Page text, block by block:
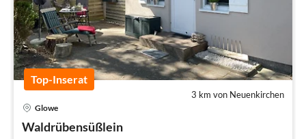
Top-Inserat
3 km von Neuenkirchen
Glowe
Waldrübensüßlein